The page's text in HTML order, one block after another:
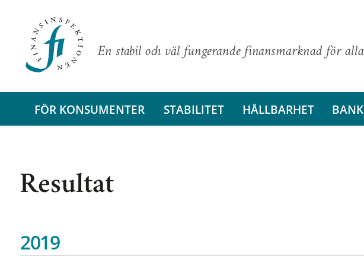
En stabil och väl fungerande finansmarknad för alla
FÖR KONSUMENTER STABILITET HÅLLBARHET BANK
Resultat
2019